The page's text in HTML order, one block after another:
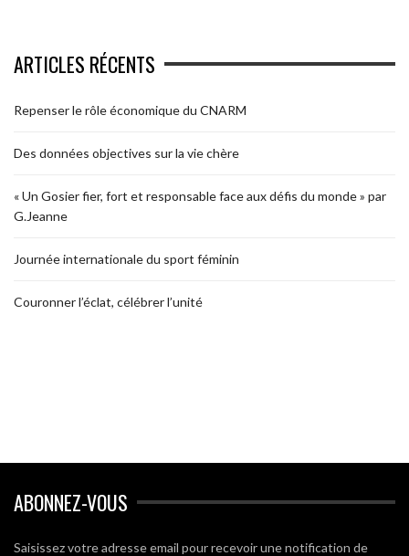
ARTICLES RÉCENTS
Repenser le rôle économique du CNARM
Des données objectives sur la vie chère
« Un Gosier fier, fort et responsable face aux défis du monde » par
G.Jeanne
Journée internationale du sport féminin
Couronner l’éclat, célébrer l’unité
ABONNEZ-VOUS
Saisissez votre adresse email pour recevoir une notification de